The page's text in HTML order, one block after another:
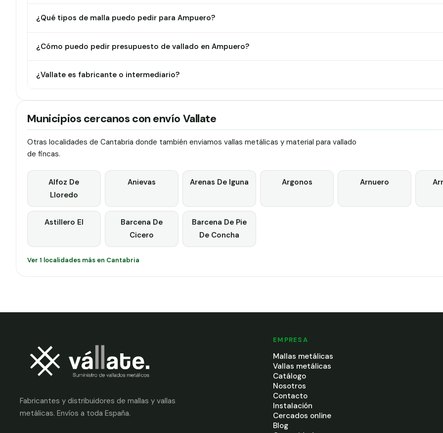
¿Qué tipos de malla puedo pedir para Ampuero?
¿Cómo puedo pedir presupuesto de vallado en Ampuero?
¿Vallate es fabricante o intermediario?
Municipios cercanos con envío Vallate
Otras localidades de Cantabria donde también enviamos vallas metálicas y material para vallado
de fincas.
Alfoz De
Lloredo
Anievas Arenas De Iguna Argonos Arnuero
Astillero El
Barcena De
Cicero
Barcena De Pie
De Concha
Ver 1 localidades más en Cantabria
Fabricantes y distribuidores de mallas y vallas
metálicas. Envíos a toda España.
EMPRESA
Mallas metálicas
Vallas metálicas
Catálogo
Nosotros
Contacto
Instalación
Cercados online
Blog